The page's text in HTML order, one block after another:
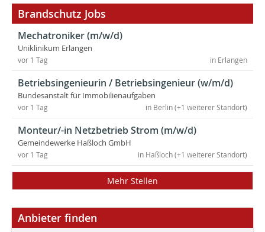
Brandschutz Jobs
Mechatroniker (m/w/d)
Uniklinikum Erlangen
in Erlangen
vor 1 Tag
Betriebsingenieurin / Betriebsingenieur (w/m/d)
Bundesanstalt für Immobilienaufgaben
in Berlin (+1 weiterer Standort)
vor 1 Tag
Monteur/-in Netzbetrieb Strom (m/w/d)
Gemeindewerke Haßloch GmbH
in Haßloch (+1 weiterer Standort)
vor 1 Tag
Mehr Stellen
Anbieter finden